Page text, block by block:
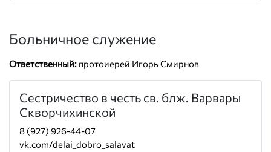
Больничное служение
Ответственный: протоиерей Игорь Смирнов
Сестричество в честь св. блж. Варвары
Скворчихинской
8 (927) 926-44-07
vk.com/delai_dobro_salavat